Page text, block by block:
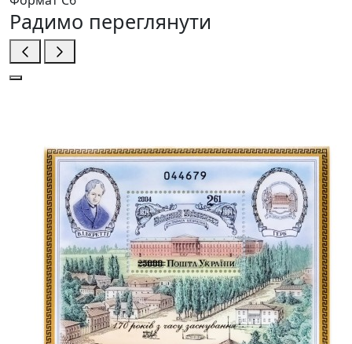
Радимо переглянути